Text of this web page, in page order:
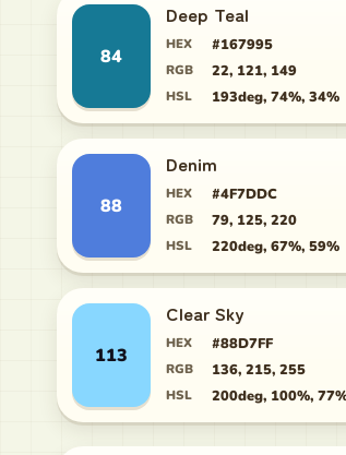
84
Deep Teal
HEX #167995
RGB 22, 121, 149
HSL 193deg, 74%, 34%
88
Denim
HEX #4F7DDC
RGB 79, 125, 220
HSL 220deg, 67%, 59%
113
Clear Sky
HEX #88D7FF
RGB 136, 215, 255
HSL 200deg, 100%,